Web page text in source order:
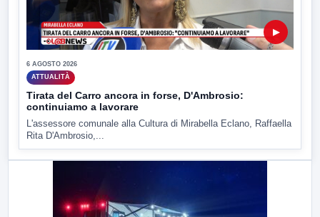
▶
6 AGOSTO 2026
ATTUALITÀ
Tirata del Carro ancora in forse, D'Ambrosio:
continuiamo a lavorare
L'assessore comunale alla Cultura di Mirabella Eclano, Raffaella
Rita D'Ambrosio,...